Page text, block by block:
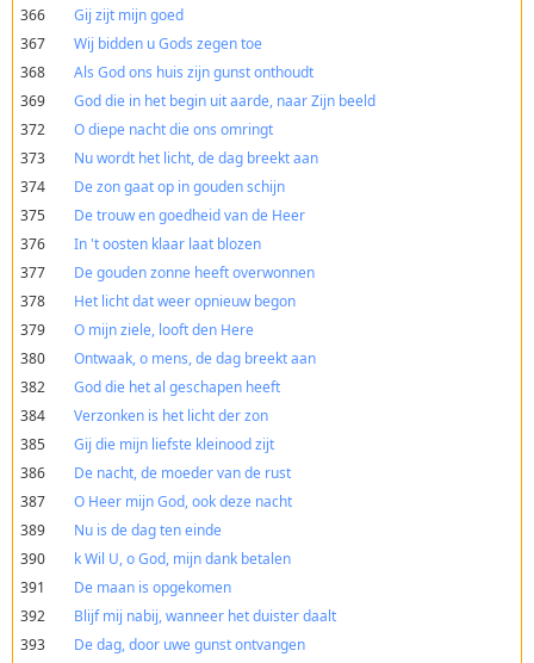
366
Gij zijt mijn goed
367
Wij bidden u Gods zegen toe
368
Als God ons huis zijn gunst onthoudt
369
God die in het begin uit aarde, naar Zijn beeld
372
O diepe nacht die ons omringt
373
Nu wordt het licht, de dag breekt aan
374
De zon gaat op in gouden schijn
375
De trouw en goedheid van de Heer
376
In 't oosten klaar laat blozen
377
De gouden zonne heeft overwonnen
378
Het licht dat weer opnieuw begon
379
O mijn ziele, looft den Here
380
Ontwaak, o mens, de dag breekt aan
382
God die het al geschapen heeft
384
Verzonken is het licht der zon
385
Gij die mijn liefste kleinood zijt
386
De nacht, de moeder van de rust
387
O Heer mijn God, ook deze nacht
389
Nu is de dag ten einde
390
k Wil U, o God, mijn dank betalen
391
De maan is opgekomen
392
Blijf mij nabij, wanneer het duister daalt
393
De dag, door uwe gunst ontvangen